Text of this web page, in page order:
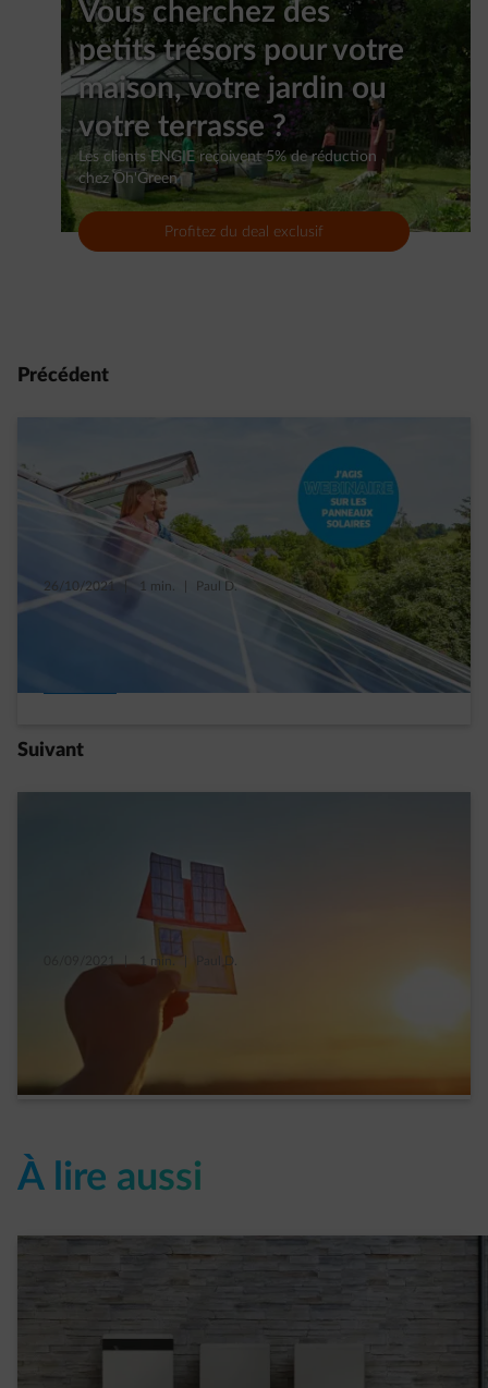
Vous cherchez des
petits trésors pour votre
maison, votre jardin ou
votre terrasse ?
Les clients ENGIE reçoivent 5% de réduction
chez Oh'Green
Profitez du deal exclusif
Précédent
26/10/2021 1 min. Paul D.
Rentabilité des panneaux solaires : un
Suivant
1 min. Paul D.
Bien assurer vos panneaux photovoltaïques
en 5 questions
Read more
À lire aussi